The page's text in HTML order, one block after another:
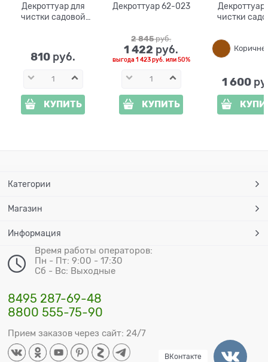
Декроттуар для
чистки садовой
810 руб.
КУПИТЬ
Декроттуар 62-023
2 845 руб.
1 422 руб.
выгода 1 423 руб. или50%
КУПИТЬ
Декроттуар
чистки
1 600
Категории
Магазин
Информация
Время работы операторов:
Пн - Пт: 9:00 - 17:30
Сб - Вс: Выходные
8495 287-69-48
8800 555-75-90
Прием заказов через сайт: 24/7
ВКонтакте